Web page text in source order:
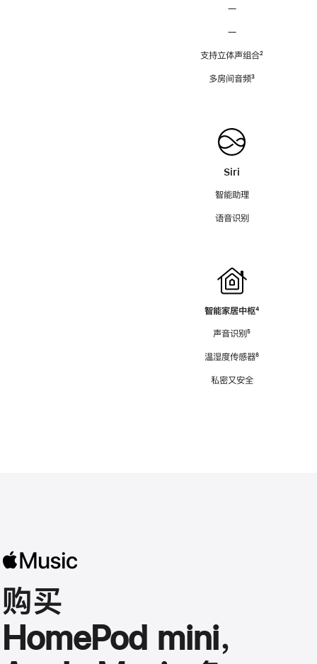
—
—
支持立体声组合脚
²
多房间音频脚
³
Siri
智能助理
语音识别
智能家居中枢脚
⁴
声音识别脚
⁵
温湿度传感器脚
⁶
私密又安全
购买
HomePod mini，